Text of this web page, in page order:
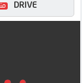
DRIVE